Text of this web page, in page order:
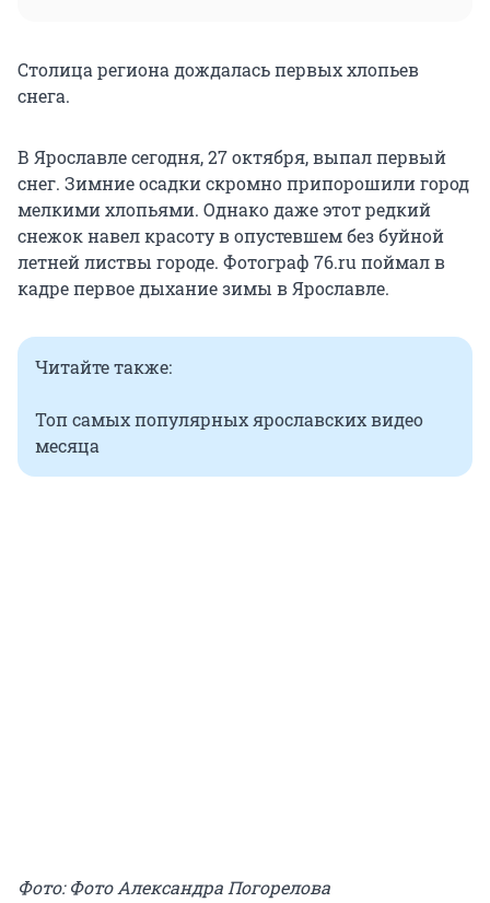
Столица региона дождалась первых хлопьев
снега.
В Ярославле сегодня, 27 октября, выпал первый
снег. Зимние осадки скромно припорошили город
мелкими хлопьями. Однако даже этот редкий
снежок навел красоту в опустевшем без буйной
летней листвы городе. Фотограф 76.ru поймал в
кадре первое дыхание зимы в Ярославле.
Читайте также:
Топ самых популярных ярославских видео
месяца
Фото: Фото Александра Погорелова